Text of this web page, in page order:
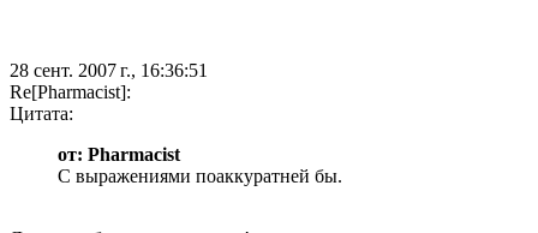
28 сент. 2007 г., 16:36:51
Re[Pharmacist]:
Цитата:
от: Pharmacist
С выражениями поаккуратней бы.